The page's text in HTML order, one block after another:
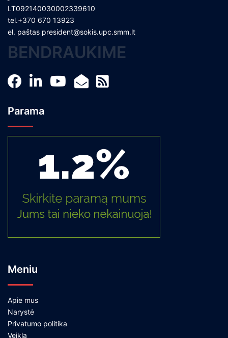
LT092140030002339610
tel.+370 670 13923
el. paštas president@sokis.upc.smm.lt
BENDRAUKIME
Parama
Meniu
Apie mus
Narystė
Privatumo politika
Veikla